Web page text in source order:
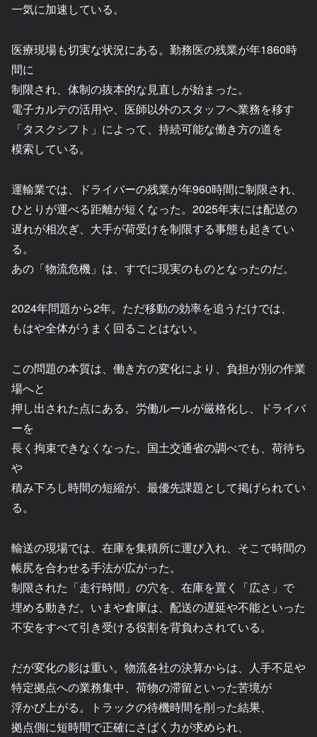
一気に加速している。
医療現場も切実な状況にある。勤務医の残業が年1860時
間に
制限され、体制の抜本的な見直しが始まった。
電子カルテの活用や、医師以外のスタッフへ業務を移す
「タスクシフト」によって、持続可能な働き方の道を
模索している。
運輸業では、ドライバーの残業が年960時間に制限され、
ひとりが運べる距離が短くなった。2025年末には配送の
遅れが相次ぎ、大手が荷受けを制限する事態も起きてい
る。
あの「物流危機」は、すでに現実のものとなったのだ。
2024年問題から2年。ただ移動の効率を追うだけでは、
もはや全体がうまく回ることはない。
この問題の本質は、働き方の変化により、負担が別の作業
場へと
押し出された点にある。労働ルールが厳格化し、ドライバ
ーを
長く拘束できなくなった。国土交通省の調べでも、荷待ち
や
積み下ろし時間の短縮が、最優先課題として掲げられてい
る。
輸送の現場では、在庫を集積所に運び入れ、そこで時間の
帳尻を合わせる手法が広がった。
制限された「走行時間」の穴を、在庫を置く「広さ」で
埋める動きだ。いまや倉庫は、配送の遅延や不能といった
不安をすべて引き受ける役割を背負わされている。
だが変化の影は重い。物流各社の決算からは、人手不足や
特定拠点への業務集中、荷物の滞留といった苦境が
浮かび上がる。トラックの待機時間を削った結果、
拠点側に短時間で正確にさばく力が求められ、